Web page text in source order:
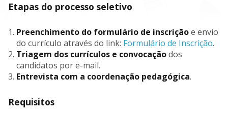
Etapas do processo seletivo
Preenchimento do formulário de inscriçãoe envio
do currículo através do link: Formulário de Inscrição.
Triagem dos currículos e convocaçãodos
candidatos por e-mail.
Entrevista com a coordenação pedagógica.
Requisitos